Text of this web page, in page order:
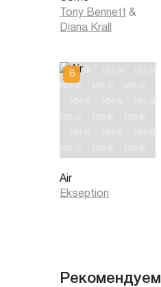
Tony Bennett &
Diana Krall
Air
Ekseption
Рекомендуем